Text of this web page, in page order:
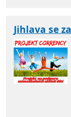
Jihlava se